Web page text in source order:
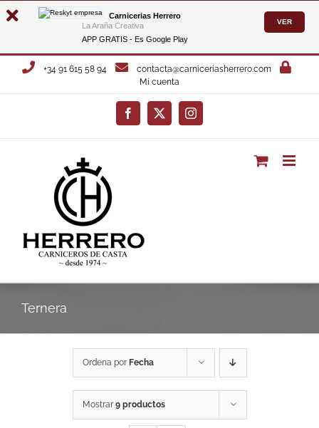
Carnicerias Herrero
La Araña Creativa
APP GRATIS - Es Google Play
VER
Saltar
+34 91 615 58 94
contacta@carniceriasherrero.com
Mi cuenta
Facebook
X Instagram
Ternera
Ordena por Fecha
Mostrar 9 productos